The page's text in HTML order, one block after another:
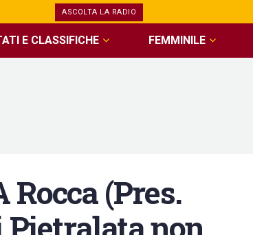
ASCOLTA LA RADIO
E CLASSIFICHE FEMMINILE
Rocca (Pres.